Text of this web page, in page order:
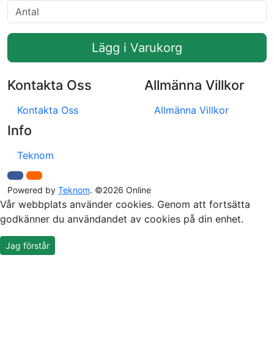
Lägg i Varukorg
Kontakta Oss
Kontakta Oss
Allmänna Villkor
Allmänna Villkor
Info
Teknom
Powered by Teknom. ©2026 Online
Vår webbplats använder cookies. Genom att fortsätta
godkänner du användandet av cookies på din enhet.
Jag förstår